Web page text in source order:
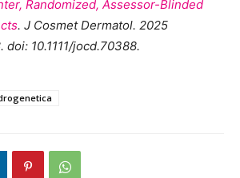
Randomized, Assessor-Blinded
. J Cosmet Dermatol. 2025
10.1111/jocd.70388.